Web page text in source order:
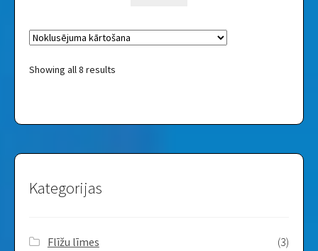
Showing all 8 results
Kategorijas
Flīžu līmes
(3)